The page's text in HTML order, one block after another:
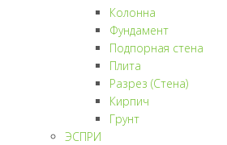
Колонна
Фундамент
Подпорная стена
Плита
Разрез (Стена)
Кирпич
Грунт
ЭСПРИ